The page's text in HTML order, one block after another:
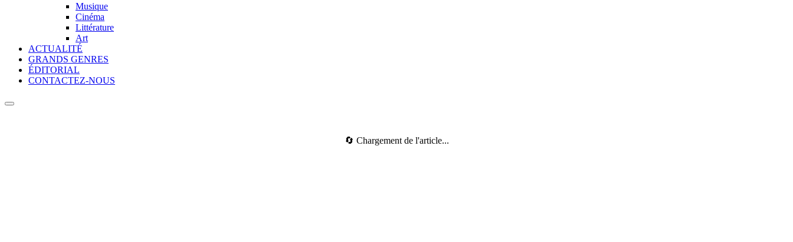
Musique
Cinéma
Littérature
Art
ACTUALITÉ
GRANDS GENRES
ÉDITORIAL
CONTACTEZ-NOUS
🔄 Chargement de l'article...